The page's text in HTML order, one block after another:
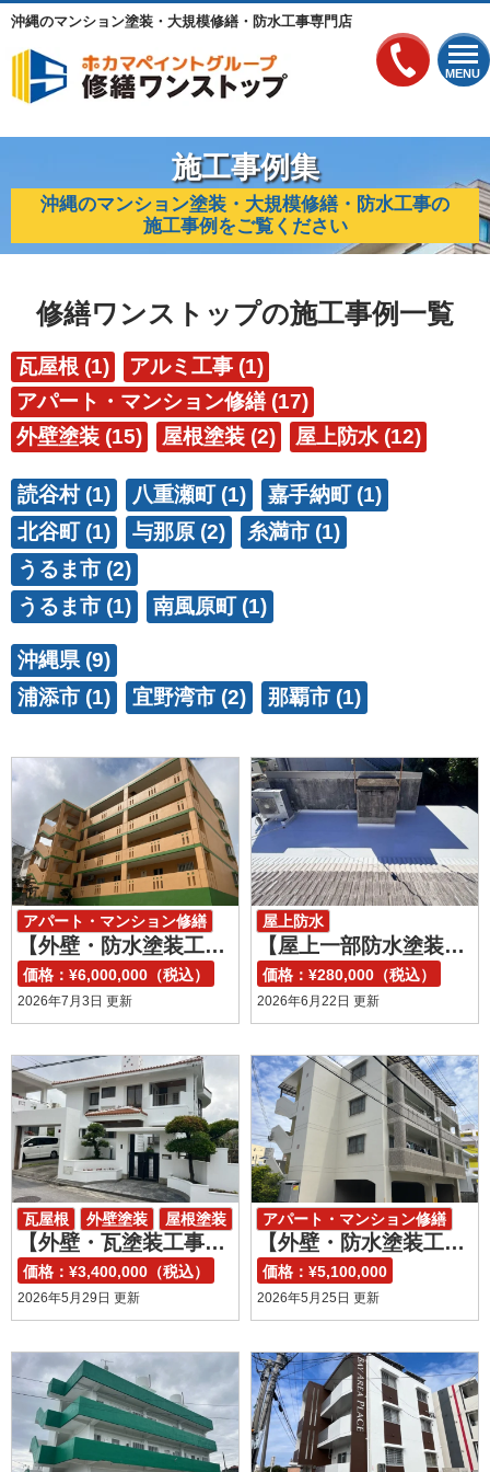
MENU
沖縄のマンション塗装・大規模修繕・防水工事専門店
施工事例集
沖縄のマンション塗装・大規模修繕・防水工事の
施工事例をご覧ください
修繕ワンストップの施工事例一覧
瓦屋根 (1)
アルミ工事 (1)
アパート・マンション修繕 (17)
外壁塗装 (15)
屋根塗装 (2) 屋上防水 (12)
読谷村 (1) 八重瀬町 (1)
嘉手納町 (1)
北谷町 (1)
与那原 (2)
糸満市 (1)
うるま市 (2)
うるま市 (1)
南風原町 (1)
沖縄県 (9)
浦添市 (1)
宜野湾市 (2) 那覇市 (1)
【外壁・防水塗装工事】沖縄県与那原町 G様
価格：¥6,000,000（税込）
2026年7月3日 更新
アパート・マンション修繕
外壁塗装
屋上防水 【屋上一部防水塗装工事】沖縄県読谷村 H様
価格：¥280,000（税込）
2026年6月22日 更新
屋上防水
【外壁・瓦塗装工事】沖縄県八重瀬町 N様邸
価格：¥3,400,000（税込）
2026年5月29日 更新
瓦屋根 外壁塗装 屋根塗装
【外壁・防水塗装工事】沖縄県嘉手納町 K様アパート
価格：¥5,100,000
2026年5月25日 更新
アパート・マンション修繕
外壁塗装
屋上防水